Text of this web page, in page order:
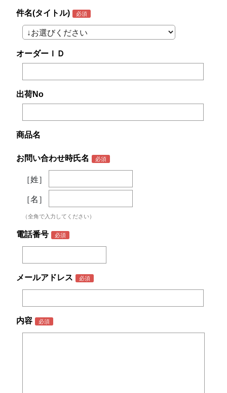
件名(タイトル)
オーダーＩＤ
出荷No
商品名
お問い合わせ時氏名
［姓］
［名］
（全角で入力してください）
電話番号
メールアドレス
内容